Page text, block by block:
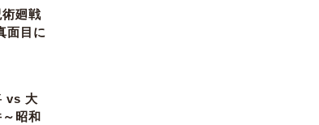
廻戦
面目に
vs 大
昭和